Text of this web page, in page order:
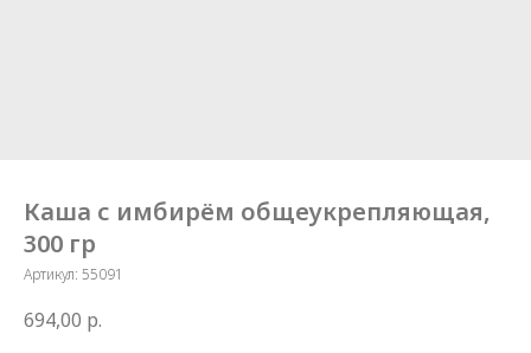
Каша с имбирём общеукрепляющая,
300 гр
Артикул: 55091
694,00 р.